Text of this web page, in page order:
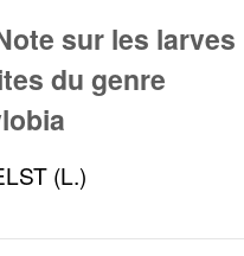
sur les larves
du genre
(L.)